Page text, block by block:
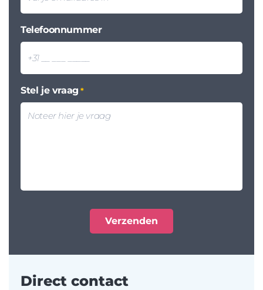
Telefoonnummer
Stel je vraag *
Direct contact